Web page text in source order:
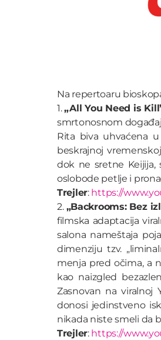
Na repertoaru
1.„All You Need is
smrtonosnom
Rita biva uhvaćena
beskrajnoj
dok ne sretne Keijija,
oslobode petlje i
Trejler: https://
2. „Backrooms: Bez
filmska adaptacija
salona nameštaja
dimenziju tzv.
menja pred očima, a
kao naizgled
Zasnovan na viralnoj
donosi jedinstveno
nikada niste smeli da
Trejler: https://